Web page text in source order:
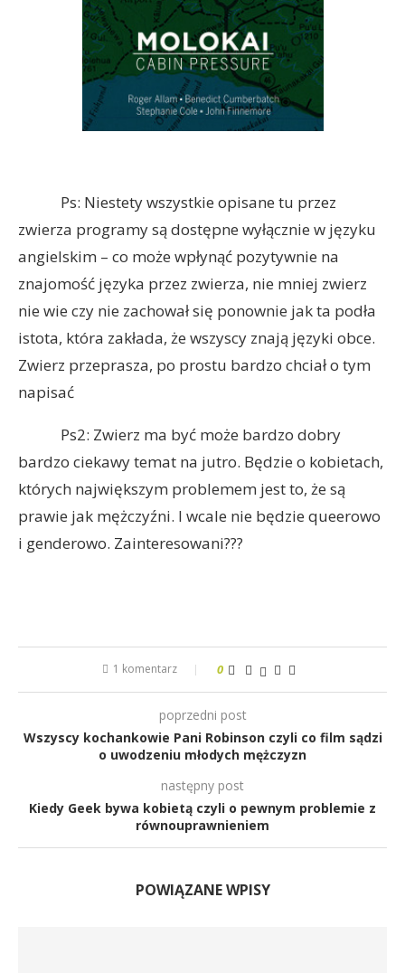
Ps: Niestety wszystkie opisane tu przez
zwierza programy są dostępne wyłącznie w języku
angielskim – co może wpłynąć pozytywnie na
znajomość języka przez zwierza, nie mniej zwierz
nie wie czy nie zachował się ponownie jak ta podła
istota, która zakłada, że wszyscy znają języki obce.
Zwierz przeprasza, po prostu bardzo chciał o tym
napisać
Ps2: Zwierz ma być może bardzo dobry
bardzo ciekawy temat na jutro. Będzie o kobietach,
których największym problemem jest to, że są
prawie jak mężczyźni. I wcale nie będzie queerowo
i genderowo. Zainteresowani???
1 komentarz 0
poprzedni post
Wszyscy kochankowie Pani Robinson czyli co film sądzi
o uwodzeniu młodych mężczyzn
następny post
Kiedy Geek bywa kobietą czyli o pewnym problemie z
równouprawnieniem
POWIĄZANE WPISY